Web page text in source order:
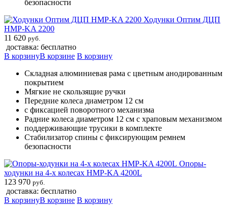
безопасности
Ходунки Оптим ДЦП
HMP-KA 2200
11 620 руб.
доставка: бесплатно
В корзинуВ корзине В корзину
Складная алюминиевая рама с цветным анодированным
покрытием
Мягкие не скользящие ручки
Передние колеса диаметром 12 см
c фиксацией поворотного механизма
Pадние колеса диаметром 12 см с храповым механизмом
поддерживающие трусики в комплекте
Cтабилизатор спины с фиксирующим ремнем
безопасности
Опоры-
ходунки на 4-х колесах HMP-KA 4200L
123 970 руб.
доставка: бесплатно
В корзинуВ корзине В корзину